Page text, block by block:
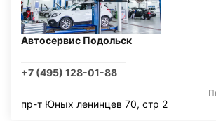
Автосервис Подольск
+7 (495) 128-01-88
пр-т Юных ленинцев 70, стр 2